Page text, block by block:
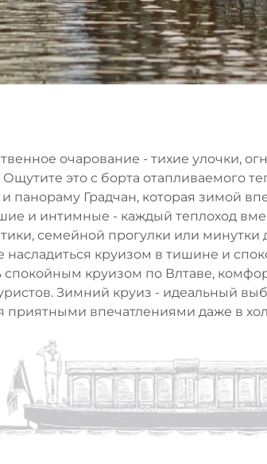
очарование - тихие улочки,
это с борта отапливаемого
панораму Градчан, которая зимой
и интимные - каждый теплоход
семейной прогулки или
круизом в тишине и
спокойным круизом по Влтаве,
Зимний круиз - идеальный
приятными впечатлениями даже в